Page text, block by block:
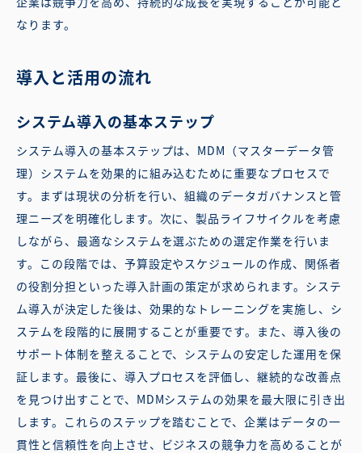
なります。
導入と活用の流れ
システム導入の基本ステップ
システム導入の基本ステップは、MDM（マスターデータ管
理）システムを効果的に組み込むために重要なプロセスで
す。まずは現状の分析を行い、組織のデータガバナンスと管
理ニーズを明確化します。次に、製品ライフサイクルを考慮
しながら、最適なシステムを選ぶための選定作業を行いま
す。この段階では、予算設定やスケジュールの作成、関係者
の役割分担といった導入計画の策定が求められます。システ
ム導入が決定した後は、効果的なトレーニングを実施し、シ
ステムを段階的に展開することが重要です。また、導入後の
サポート体制を整えることで、システムの安定した運用を保
証します。最後に、導入プロセスを評価し、継続的な改善点
を見つけ出すことで、MDMシステムの効果を最大限に引き出
します。これらのステップを踏むことで、企業はデータの一
貫性と信頼性を向上させ、ビジネスの競争力を高めることが